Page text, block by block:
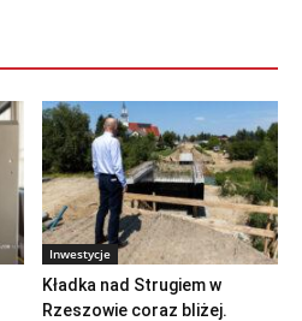
Inwestycje
Kładka nad Strugiem w
Rzeszowie coraz bliżej.